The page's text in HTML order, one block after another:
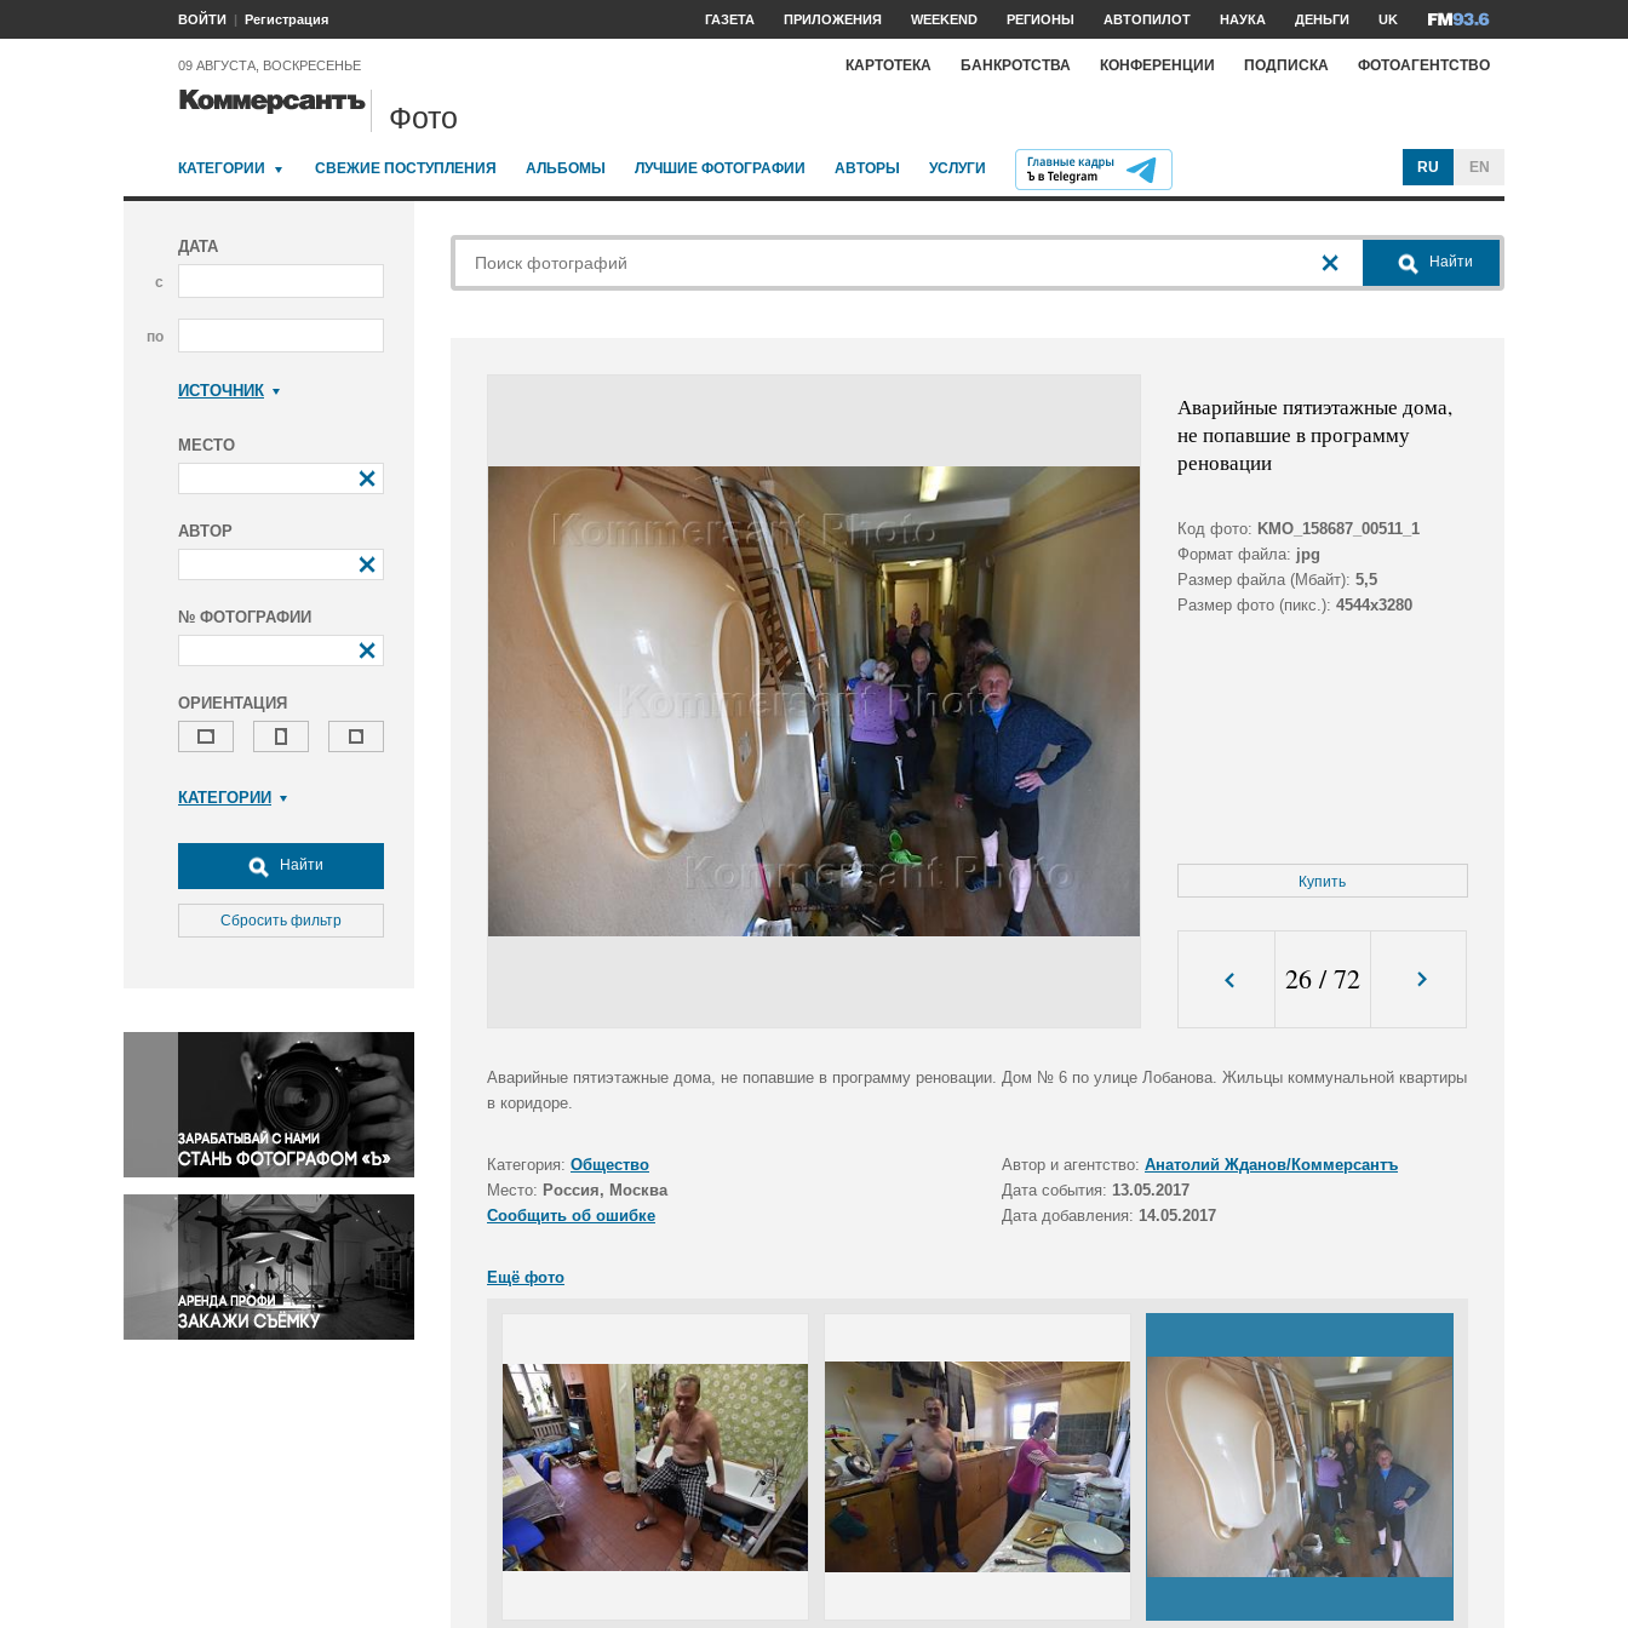
ВОЙТИ Регистрация ГАЗЕТА ПРИЛОЖЕНИЯ WEEKEND РЕГИОНЫ АВТОПИЛОТ НАУКА ДЕНЬГИ UK
09 АВГУСТА, ВОСКРЕСЕНЬЕ КАРТОТЕКА БАНКРОТСТВА КОНФЕРЕНЦИИ ПОДПИСКА ФОТОАГЕНТСТВО
Фото
КАТЕГОРИИ СВЕЖИЕ ПОСТУПЛЕНИЯ АЛЬБОМЫ ЛУЧШИЕ ФОТОГРАФИИ АВТОРЫ УСЛУГИ RU EN
ДАТА
с
по
ИСТОЧНИК
МЕСТО
АВТОР
№ ФОТОГРАФИИ
ОРИЕНТАЦИЯ
КАТЕГОРИИ
Досуг, туризм и отдых
Культура
Медицина
Окружающая среда
Политика
Правосудие
Происшествия и конфликты
Религия
Светская жизнь
Спорт
Экология
Экономика и бизнес
Найти
Сбросить фильтр
Найти
Аварийные пятиэтажные дома,
не попавшие в программу
реновации
Код фото: KMO_158687_00511_1
Формат файла: jpg
Размер файла (Мбайт): 5,5
Размер фото (пикс.): 4544x3280
Купить
26/72
Аварийные пятиэтажные дома, не попавшие в программу реновации. Дом № 6 по улице Лобанова. Жильцы коммунальной квартиры
в коридоре.
Категория: Общество Автор и агентство: Анатолий Жданов/Коммерсантъ
Место: Россия, Москва Дата события: 13.05.2017
Сообщить об ошибке
Дата добавления: 14.05.2017
Ещё фото